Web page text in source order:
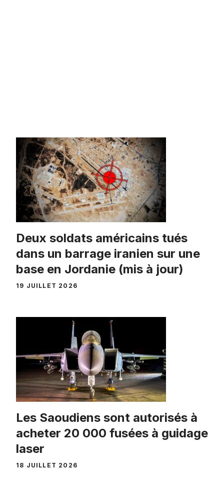
Deux soldats américains tués
dans un barrage iranien sur une
base en Jordanie (mis à jour)
19 JUILLET 2026
Les Saoudiens sont autorisés à
acheter 20 000 fusées à guidage
laser
18 JUILLET 2026